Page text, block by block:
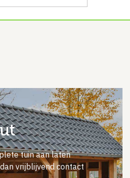
tuin aan laten
vrijblijvend contact